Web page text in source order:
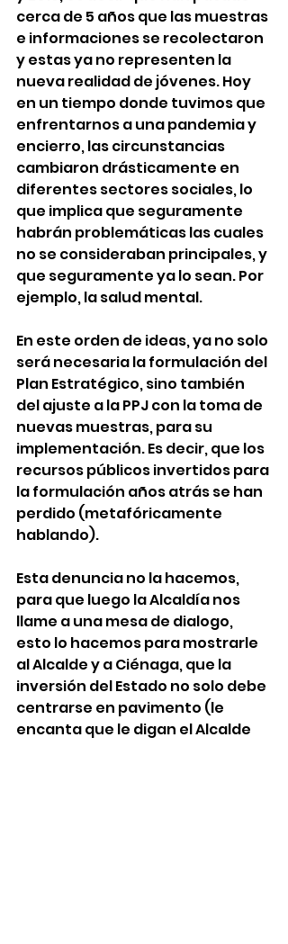
cerca de 5 años que las muestras
e informaciones se recolectaron
y estas ya no representen la
nueva realidad de jóvenes. Hoy
en un tiempo donde tuvimos que
enfrentarnos a una pandemia y
encierro, las circunstancias
cambiaron drásticamente en
diferentes sectores sociales, lo
que implica que seguramente
habrán problemáticas las cuales
no se consideraban principales, y
que seguramente ya lo sean. Por
ejemplo, la salud mental.
En este orden de ideas, ya no solo
será necesaria la formulación del
Plan Estratégico, sino también
del ajuste a la PPJ con la toma de
nuevas muestras, para su
implementación. Es decir, que los
recursos públicos invertidos para
la formulación años atrás se han
perdido (metafóricamente
hablando).
Esta denuncia no la hacemos,
para que luego la Alcaldía nos
llame a una mesa de dialogo,
esto lo hacemos para mostrarle
al Alcalde y a Ciénaga, que la
inversión del Estado no solo debe
centrarse en pavimento (le
encanta que le digan el Alcalde